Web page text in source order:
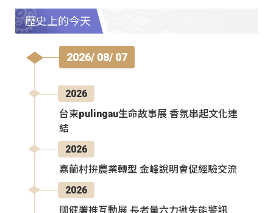
歷史上的今天
2026/ 08/ 07
2026
台東pulingau生命故事展 香氛串起文化連
結
2026
嘉蘭村拚農業轉型 金峰說明會促經驗交流
2026
國健署推互動展 長者量六力揪失能警訊